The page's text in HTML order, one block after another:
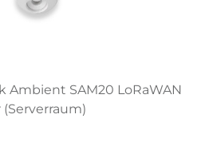
Ambient SAM20 LoRaWAN